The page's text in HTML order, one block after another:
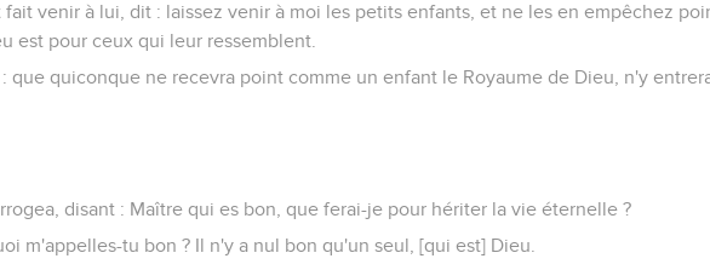
fait venir à lui, dit : laissez venir à moi les petits enfants, et ne les en empêchez
est pour ceux qui leur ressemblent.
que quiconque ne recevra point comme un enfant le Royaume de Dieu, n'y
disant : Maître qui es bon, que ferai-je pour hériter la vie éternelle ?
m'appelles-tu bon ? Il n'y a nul bon qu'un seul, [qui est] Dieu.